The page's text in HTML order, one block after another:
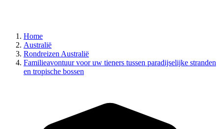
Home
Australië
Rondreizen Australië
Familieavontuur voor uw tieners tussen paradijselijke stranden
en tropische bossen